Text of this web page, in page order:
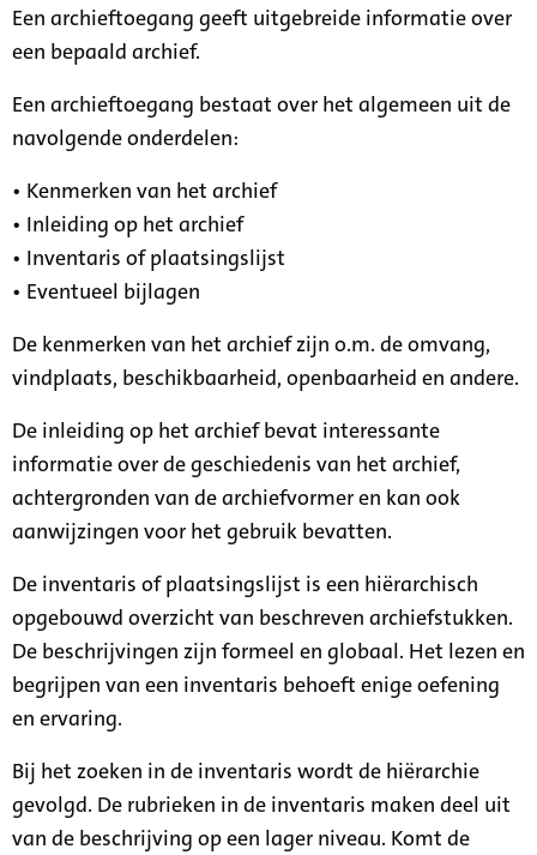
Een archieftoegang geeft uitgebreide informatie over
een bepaald archief.
Een archieftoegang bestaat over het algemeen uit de
navolgende onderdelen:
• Kenmerken van het archief
• Inleiding op het archief
• Inventaris of plaatsingslijst
• Eventueel bijlagen
De kenmerken van het archief zijn o.m. de omvang,
vindplaats, beschikbaarheid, openbaarheid en andere.
De inleiding op het archief bevat interessante
informatie over de geschiedenis van het archief,
achtergronden van de archiefvormer en kan ook
aanwijzingen voor het gebruik bevatten.
De inventaris of plaatsingslijst is een hiërarchisch
opgebouwd overzicht van beschreven archiefstukken.
De beschrijvingen zijn formeel en globaal. Het lezen en
begrijpen van een inventaris behoeft enige oefening
en ervaring.
Bij het zoeken in de inventaris wordt de hiërarchie
gevolgd. De rubrieken in de inventaris maken deel uit
van de beschrijving op een lager niveau. Komt de